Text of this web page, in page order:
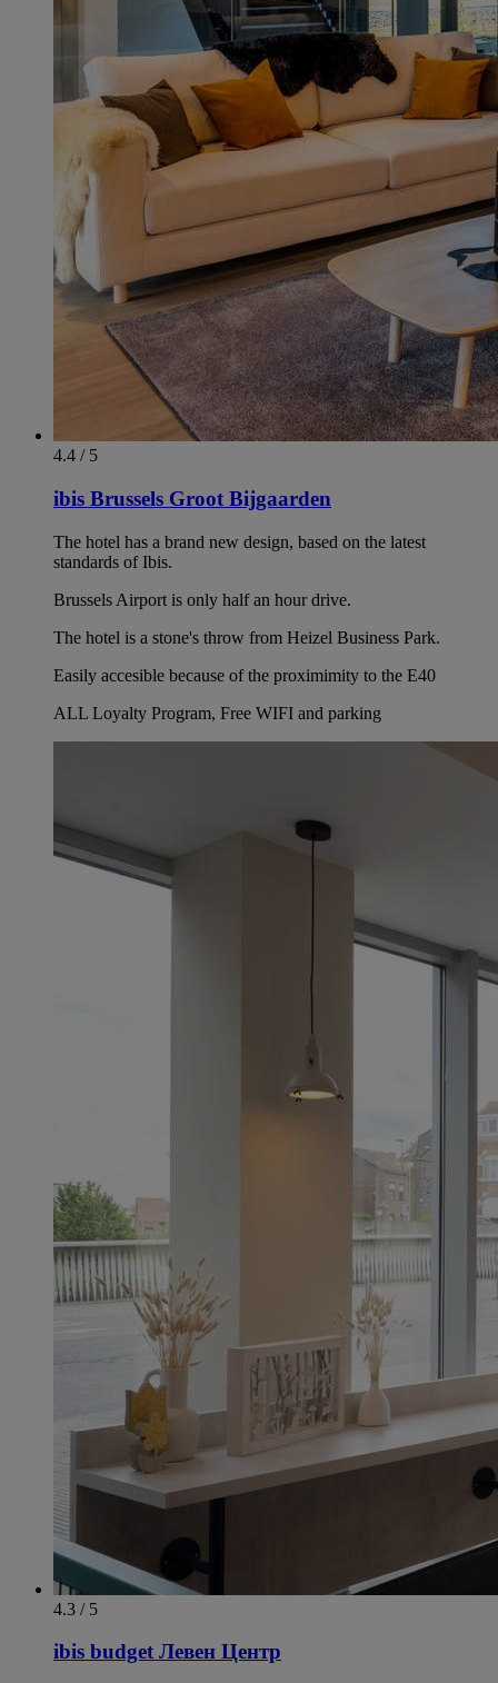
4.4 / 5
ibis Brussels Groot Bijgaarden
The hotel has a brand new design, based on the latest
standards of Ibis.
Brussels Airport is only half an hour drive.
The hotel is a stone's throw from Heizel Business Park.
Easily accesible because of the proximimity to the E40
ALL Loyalty Program, Free WIFI and parking
4.3 / 5
ibis budget Левен Центр